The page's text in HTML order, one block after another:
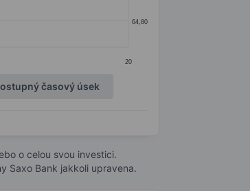
20
64,80
časový úsek
o celou svou investici.
Saxo Bank jakkoli upravena.